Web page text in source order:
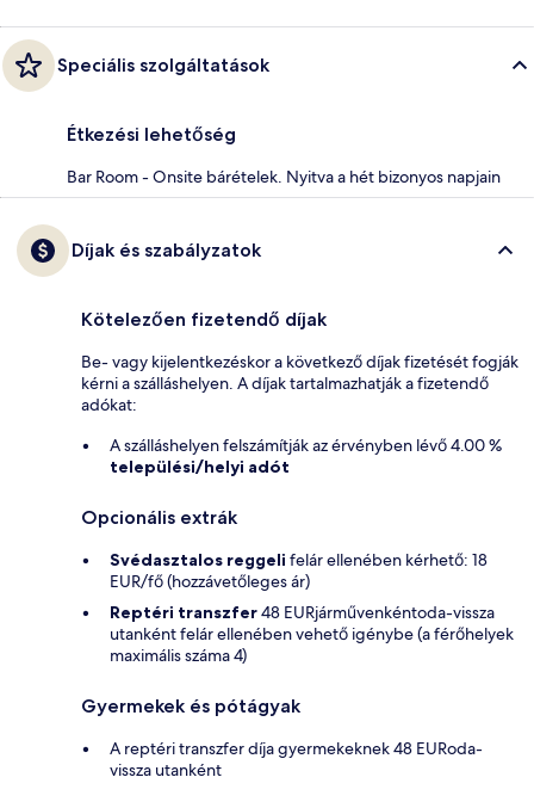
Speciális szolgáltatások
Étkezési lehetőség
Bar Room - Onsite bárételek. Nyitva a hét bizonyos napjain
Díjak és szabályzatok
Kötelezően fizetendő díjak
Be- vagy kijelentkezéskor a következő díjak fizetését fogják
kérni a szálláshelyen. A díjak tartalmazhatják a fizetendő
adókat:
A szálláshelyen felszámítják az érvényben lévő 4.00 %
települési/helyi adót
Opcionális extrák
Svédasztalos reggeli felár ellenében kérhető: 18
EUR/fő (hozzávetőleges ár)
Reptéri transzfer48 EURjárművenkéntoda-vissza
utanként felár ellenében vehető igénybe (a férőhelyek
maximális száma 4)
Gyermekek és pótágyak
A reptéri transzfer díja gyermekeknek 48 EURoda-
vissza utanként